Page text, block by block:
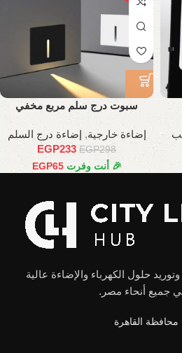
سبوت درج سلم مربع مخفي
إضاءة خارجية, إضاءة درج السلم
EGP298
EGP233
🎉 أنت وفرت EGP65
حلول الكهرباء والإضاءة عالية
جميع أنحاء مصر.